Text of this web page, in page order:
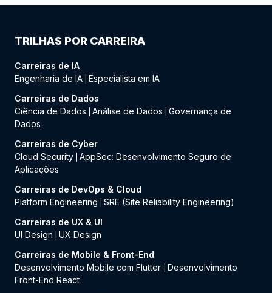
TRILHAS POR CARREIRA
Carreiras de IA
Engenharia de IA Especialista em IA
Carreiras de Dados
Ciência de Dados
Análise de Dados
Governança de
Dados
Carreiras de Cyber
Cloud Security AppSec: Desenvolvimento Seguro de
Aplicações
Carreiras de DevOps & Cloud
Platform Engineering
SRE (Site Reliability Engineering)
Carreiras de UX & UI
UI Design
UX Design
Carreiras de Mobile & Front-End
Desenvolvimento Mobile com Flutter
Desenvolvimento
Front-End React